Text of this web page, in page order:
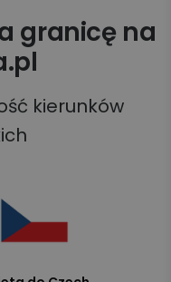
granicę na
kierunków